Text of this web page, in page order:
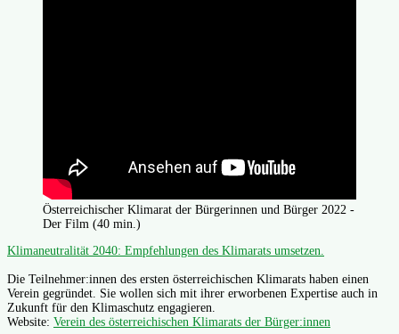
Österreichischer Klimarat der Bürgerinnen und Bürger 2022 -
Der Film (40 min.)
Klimaneutralität 2040: Empfehlungen des Klimarats umsetzen.
Die Teilnehmer:innen des ersten österreichischen Klimarats haben einen
Verein gegründet. Sie wollen sich mit ihrer erworbenen Expertise auch in
Zukunft für den Klimaschutz engagieren.
Website: Verein des österreichischen Klimarats der Bürger:innen